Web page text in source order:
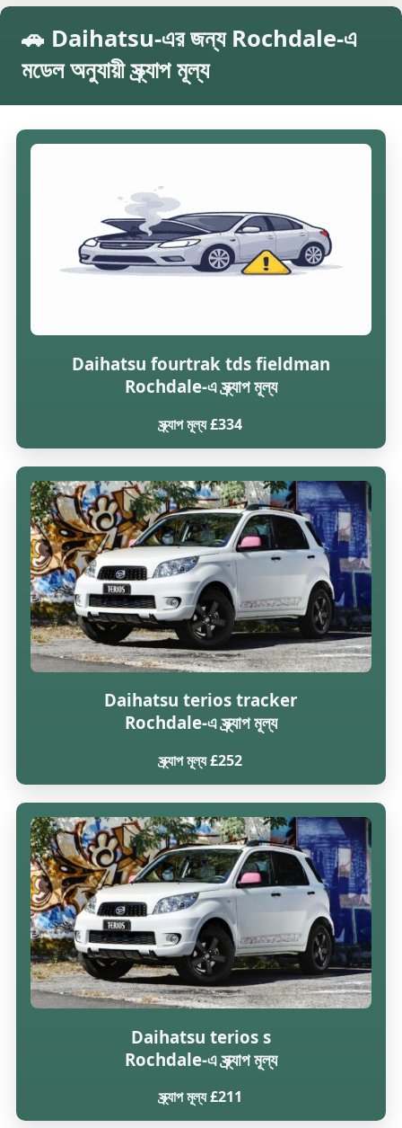
🚗 Daihatsu-এর জন্য Rochdale-এ
মডেল অনুযায়ী স্ক্র্যাপ মূল্য
Daihatsu fourtrak tds fieldman
Rochdale-এ স্ক্র্যাপ মূল্য
স্ক্র্যাপ মূল্য £334
Daihatsu terios tracker
Rochdale-এ স্ক্র্যাপ মূল্য
স্ক্র্যাপ মূল্য £252
Daihatsu terios s
Rochdale-এ স্ক্র্যাপ মূল্য
স্ক্র্যাপ মূল্য £211